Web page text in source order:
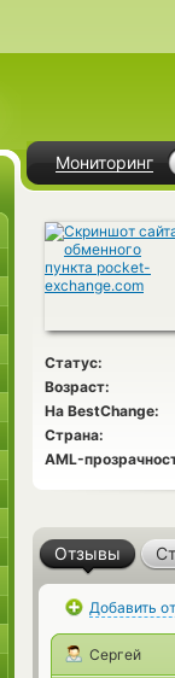
Мониторинг
Статус:
Возраст:
На BestChange:
Страна:
AML-
Отзывы
Добавить
Сергей